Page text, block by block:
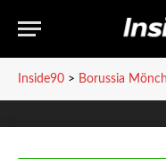
Inside90 > Borussia